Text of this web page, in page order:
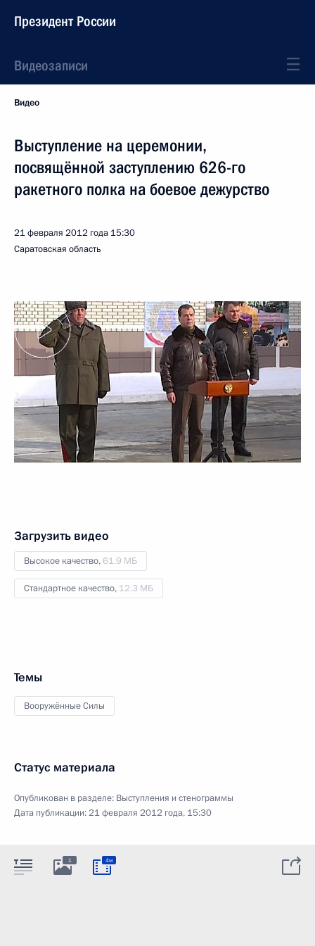
Президент России
Видеозаписи
Видео
Выступление на церемонии,
посвящённой заступлению 626-го
ракетного полка на боевое дежурство
21 февраля 2012 года 15:30
Саратовская область
Загрузить видео
Высокое качество,61.9 МБ
Стандартное качество, 12.3 МБ
Темы
Вооружённые Силы
Статус материала
Опубликован в разделе: Выступления и стенограммы
Дата публикации:21 февраля 2012 года, 15:30
1 4м